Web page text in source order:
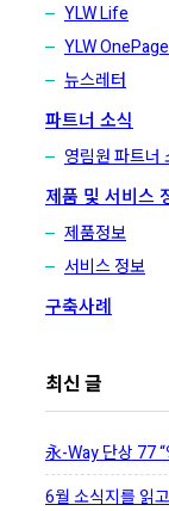
YLW Life
YLW OnePage
뉴스레터
파트너 소식
영림원 파트너
제품 및 서비스
제품정보
서비스 정보
구축사례
최신 글
永-Way 단상 77
6월 소식지를 읽